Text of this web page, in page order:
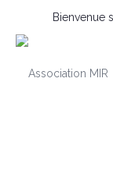
Bienvenue